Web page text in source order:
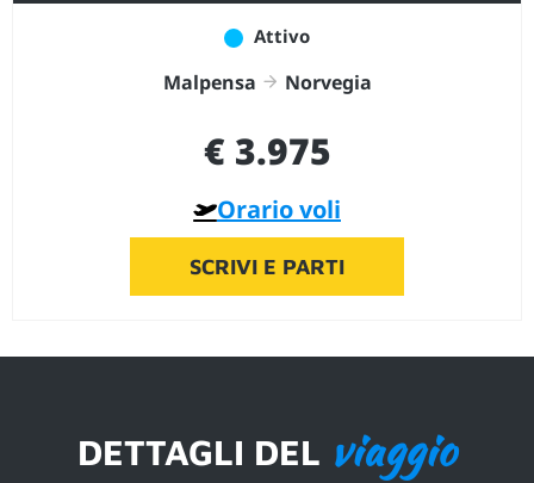
Attivo
Malpensa Norvegia
€ 3.975
Orario voli
SCRIVI E PARTI
DETTAGLI DEL viaggio